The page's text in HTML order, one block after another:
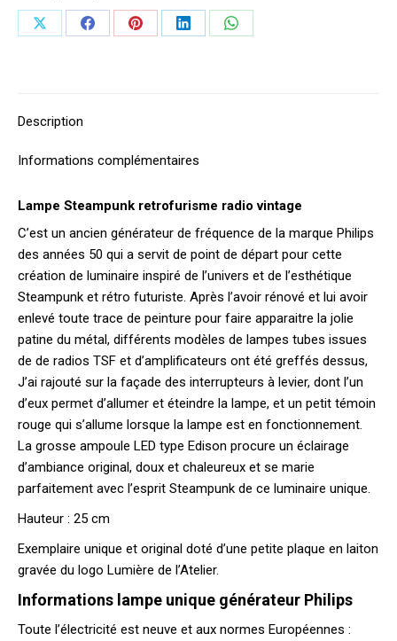
PartagerPartagerPartagerPartagerPartager
Description
Informations complémentaires
Lampe Steampunk retrofurisme radio vintage
C’est un ancien générateur de fréquence de la marque Philips
des années 50 qui a servit de point de départ pour cette
création de luminaire inspiré de l’univers et de l’esthétique
Steampunk et rétro futuriste. Après l’avoir rénové et lui avoir
enlevé toute trace de peinture pour faire apparaitre la jolie
patine du métal, différents modèles de lampes tubes issues
de de radios TSF et d’amplificateurs ont été greffés dessus,
J’ai rajouté sur la façade des interrupteurs à levier, dont l’un
d’eux permet d’allumer et éteindre la lampe, et un petit témoin
rouge qui s’allume lorsque la lampe est en fonctionnement.
La grosse ampoule LED type Edison procure un éclairage
d’ambiance original, doux et chaleureux et se marie
parfaitement avec l’esprit Steampunk de ce luminaire unique.
Hauteur : 25 cm
Exemplaire unique et original doté d’une petite plaque en laiton
gravée du logo Lumière de l’Atelier.
Informations lampe unique générateur Philips
Toute l’électricité est neuve et aux normes Européennes :